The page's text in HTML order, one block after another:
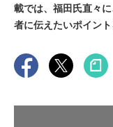
載では、福田氏直々
者に伝えたいポイン